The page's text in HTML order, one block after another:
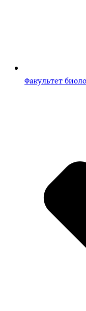
Факультет